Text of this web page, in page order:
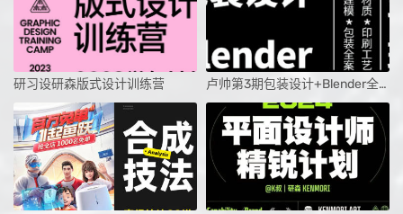
研习设研森版式设计训练营 卢帅第3期包装设计+Blender全能班